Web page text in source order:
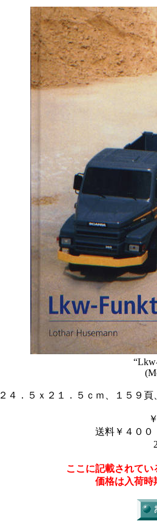
２４．５ｘ２１．５ｃｍ、１５９
送料￥４００
ここに記載されて
価格は入荷時